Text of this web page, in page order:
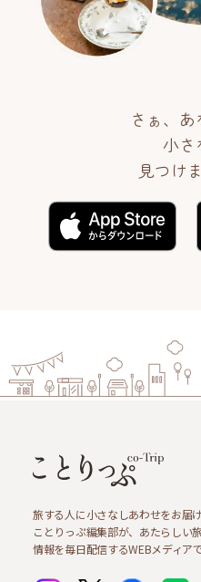
さぁ、
小さ
見つけ
旅する人に小さなしあわせをお届け
ことりっぷ編集部が、あたらしい
情報を毎日配信するWEBメディアで